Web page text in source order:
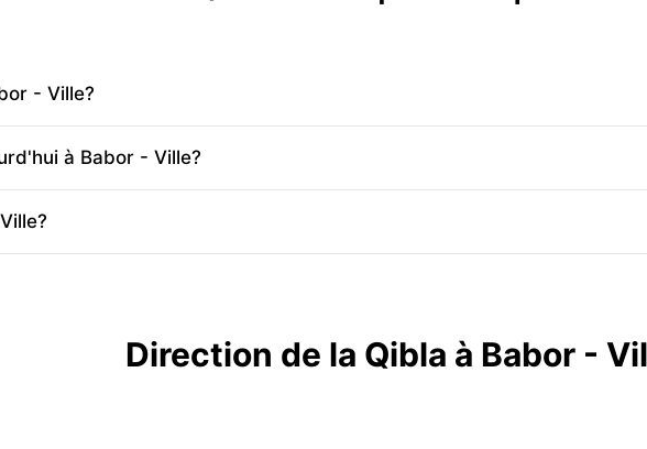
- Ville?
à Babor - Ville?
Direction de la Qibla à Babor -